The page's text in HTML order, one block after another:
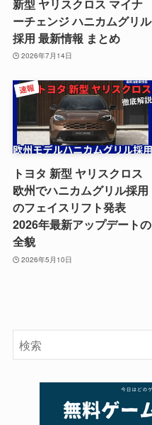
新型 ヤリスクロス マイナ
ーチェンジ ハニカムグリル
採用 最新情報 まとめ
2026年7月14日
トヨタ 新型 ヤリスクロス
欧州でハニカムグリル採用
のフェイスリフト発表
2026年最新アップデートの
全貌
2026年5月10日